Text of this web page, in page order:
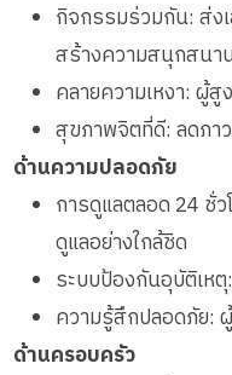
กิจกรรมร่วมกัน: ส่ง
สร้างความสนุกสนา
คลายความเหงา: ผู้สู
สุขภาพจิตที่ดี: ลดภา
ด้านความปลอดภัย
การดูแลตลอด 24 ชั่ว
ดูแลอย่างใกล้ชิด
ระบบป้องกันอุบัติเห
ความรู้สึกปลอดภัย:
ด้านครอบครัว